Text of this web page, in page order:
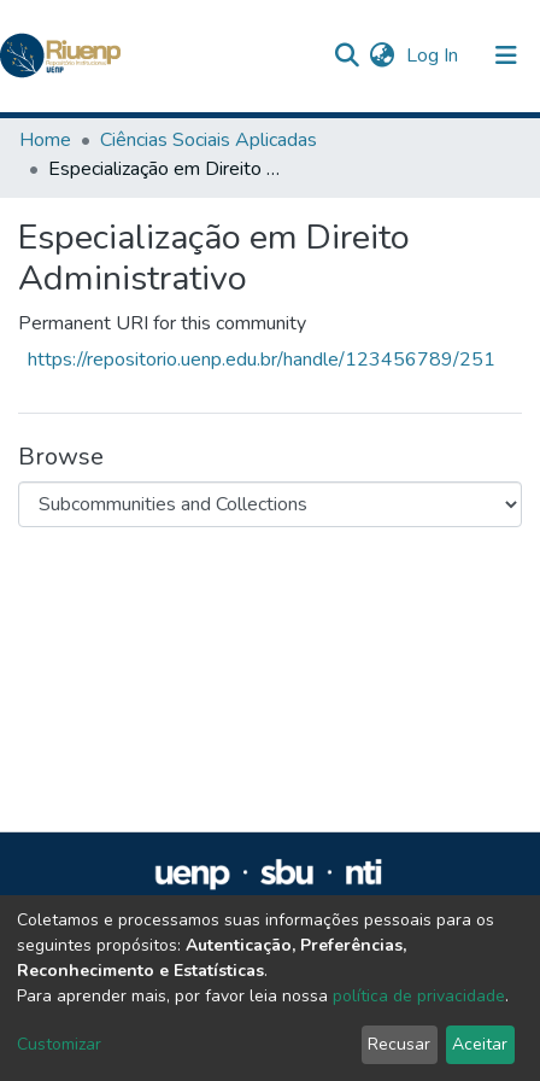
Log In (current)
Communities & Collections
Browse DSpace
Statistics
The Repository
Home
Ciências Sociais Aplicadas
Especialização em Direito Administrativo
Especialização em Direito
Administrativo
Permanent URI for this community
https://repositorio.uenp.edu.br/handle/123456789/251
Browse
Repositório Institucional da UENP
repositorio@uenp.edu.br
Cookie settings | Privacy policy | End User Agreement Send Feedback
Coletamos e processamos suas informações pessoais para os
seguintes propósitos: Autenticação, Preferências,
Reconhecimento e Estatísticas.
Para aprender mais, por favor leia nossa política de privacidade.
Customizar Recusar Aceitar